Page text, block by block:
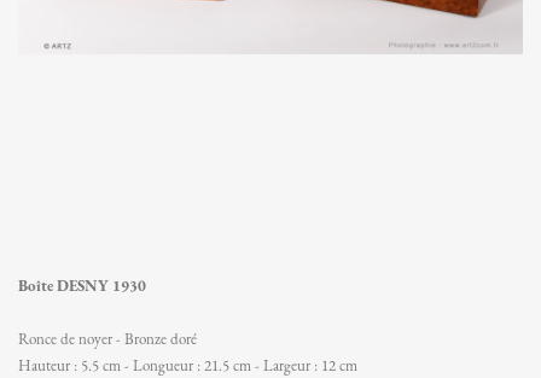
Boîte DESNY 1930
Ronce de noyer - Bronze doré
Hauteur : 5.5 cm - Longueur : 21.5 cm - Largeur : 12 cm